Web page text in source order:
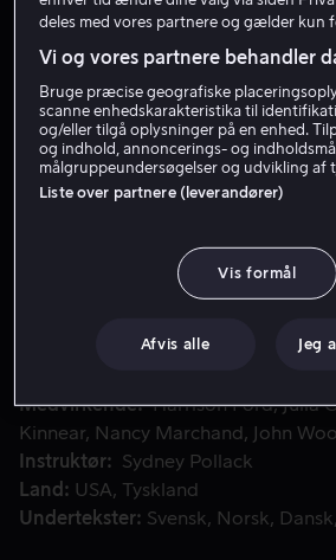
6.3 Komedie Romantik
Lej 49 kr
Køb 109 kr
En velhavende families chauffør
En velhavende families chauffør
Sabrina til Paris for at hjælpe hende
tilbage som en smuk, ung kvinde.
Medvirkende Harrison Ford Julia
Kinnear
Nancy Marchand John
Instruktør
Sydney Pollack
Land
USA
Tyskland
Undertekster
Svensk Norsk Dansk
deles med vores partnere og gælder kun
Vi og vores partnere behandler
Bruge præcise geografiske
scanne enhedskarakteristika til
og/eller tilgå oplysninger på en enhed.
og indhold, annoncerings- og
målgruppeundersøgelser og udvikling af
Liste over partnere (leverandører)
Vis formål
Afvis alle Jeg